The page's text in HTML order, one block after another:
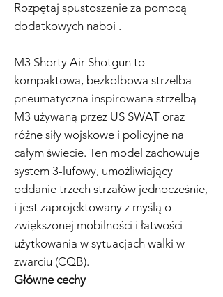
Rozpętaj spustoszenie za pomocą
dodatkowych naboi .
M3 Shorty Air Shotgun to
kompaktowa, bezkolbowa strzelba
pneumatyczna inspirowana strzelbą
M3 używaną przez US SWAT oraz
różne siły wojskowe i policyjne na
całym świecie. Ten model zachowuje
system 3-lufowy, umożliwiający
oddanie trzech strzałów jednocześnie,
i jest zaprojektowany z myślą o
zwiększonej mobilności i łatwości
użytkowania w sytuacjach walki w
zwarciu (CQB).
Główne cechy